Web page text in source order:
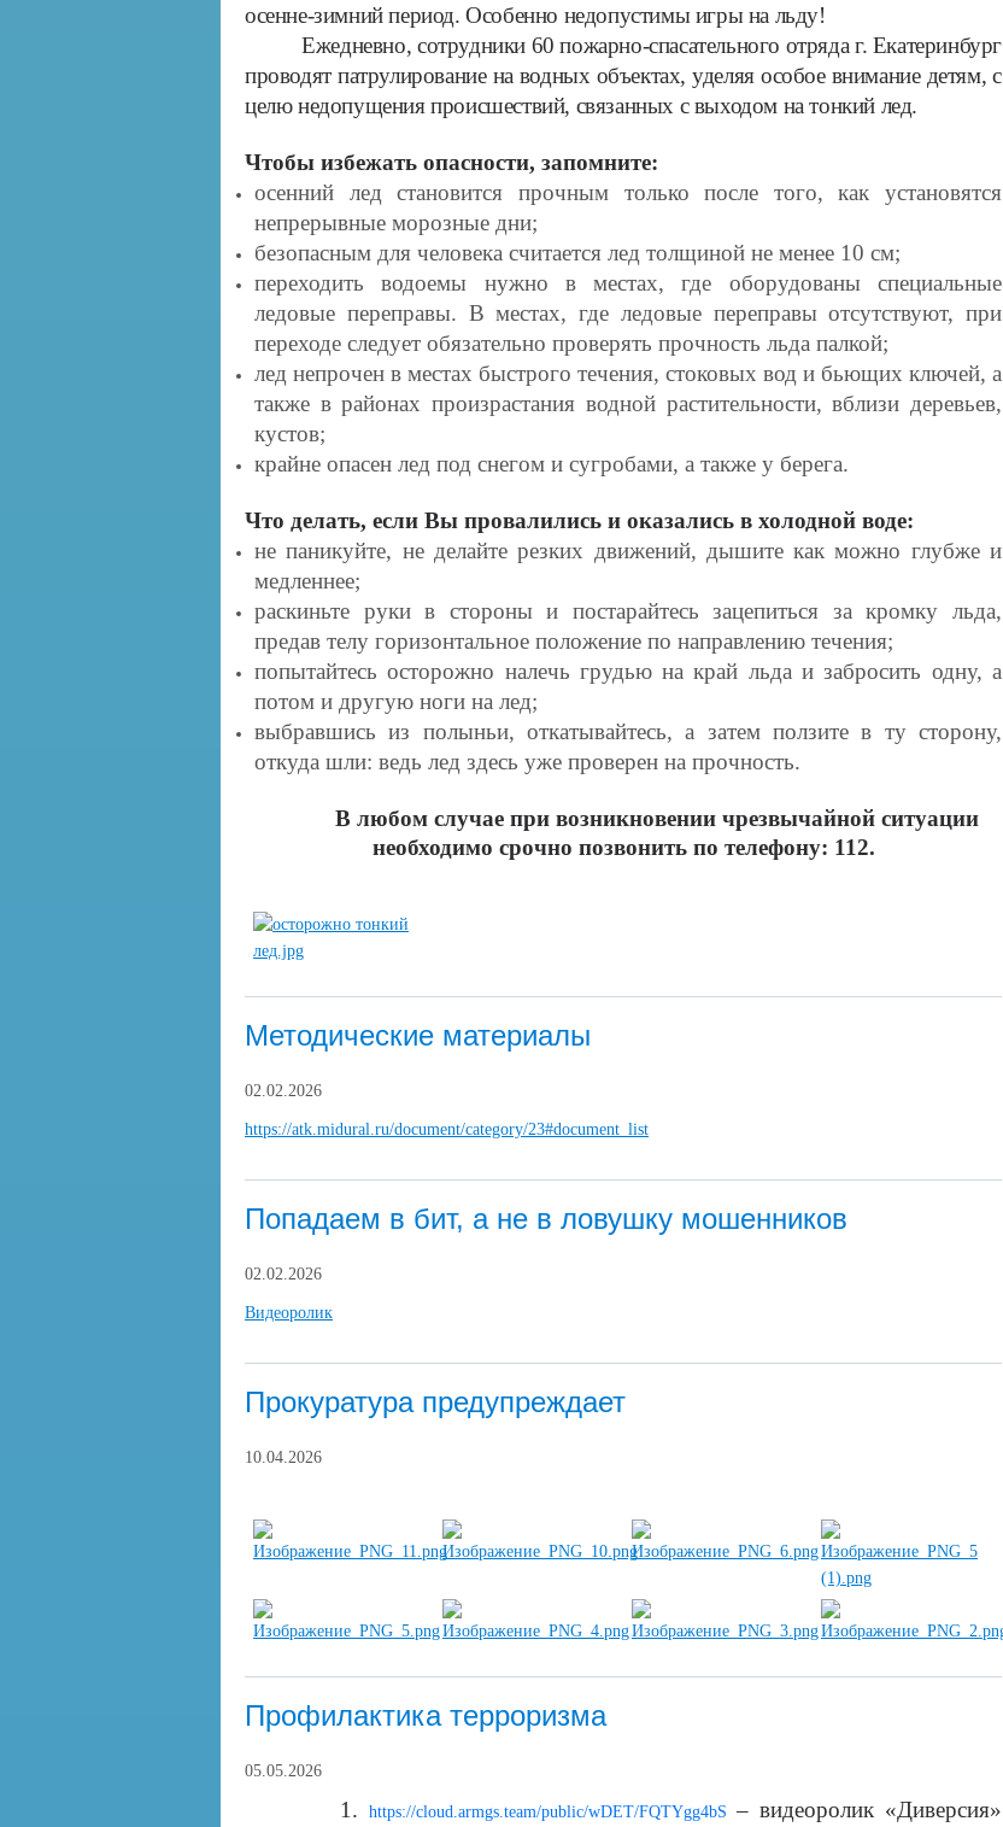
осенне-зимний период. Особенно недопустимы игры на льду!
Ежедневно, сотрудники 60 пожарно-спасательного отряда г. Екатеринбург
проводят патрулирование на водных объектах, уделяя особое внимание детям, с
целю недопущения происшествий, связанных с выходом на тонкий лед.
Чтобы избежать опасности, запомните:
осенний лед становится прочным только после того, как установятся
непрерывные морозные дни;
безопасным для человека считается лед толщиной не менее 10 см;
переходить водоемы нужно в местах, где оборудованы специальные
ледовые переправы. В местах, где ледовые переправы отсутствуют, при
переходе следует обязательно проверять прочность льда палкой;
лед непрочен в местах быстрого течения, стоковых вод и бьющих ключей, а
также в районах произрастания водной растительности, вблизи деревьев,
кустов;
крайне опасен лед под снегом и сугробами, а также у берега.
Что делать, если Вы провалились и оказались в холодной воде:
не паникуйте, не делайте резких движений, дышите как можно глубже и
медленнее;
раскиньте руки в стороныи постарайтесь зацепиться за кромку льда,
предав телу горизонтальное положение по направлению течения;
попытайтесь осторожно налечь грудью на край льда и забросить одну, а
потом и другую ноги на лед;
выбравшись из полыньи, откатывайтесь, а затем ползите в ту сторону,
откуда шли: ведь лед здесь уже проверен на прочность.
В любом случае при возникновении чрезвычайной ситуации
необходимо срочно позвонить по телефону: 112.
Методические материалы
02.02.2026
https://atk.midural.ru/document/category/23#document_list
Попадаем в бит, а не в ловушку мошенников
02.02.2026
Видеоролик
Прокуратура предупреждает
10.04.2026
Профилактика терроризма
05.05.2026
1. https://cloud.armgs.team/public/wDET/FQTYgg4bS – видеоролик «Диверсия»